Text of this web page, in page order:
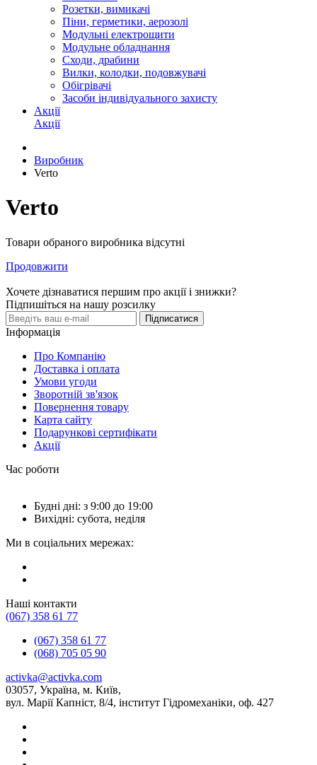
Розетки, вимикачі
Піни, герметики, аерозолі
Модульні електрощити
Модульне обладнання
Сходи, драбини
Вилки, колодки, подовжувачі
Обігрівачі
Засоби індивідуального захисту
Акції
Акції
Виробник
Verto
Verto
Товари обраного виробника відсутні
Продовжити
Хочете дізнаватися першим про акції і знижки?
Підпишіться на нашу розсилку
Підписатися
Інформація
Про Компанію
Доставка і оплата
Умови угоди
Зворотній зв'язок
Повернення товару
Карта сайту
Подарункові сертифікати
Акції
Час роботи
Будні дні: з 9:00 до 19:00
Вихідні: субота, неділя
Ми в соціальних мережах:
Наші контакти
(067) 358 61 77
(067) 358 61 77
(068) 705 05 90
activka@activka.com
03057, Україна, м. Київ,
вул. Марії Капніст, 8/4, інститут Гідромеханіки, оф. 427